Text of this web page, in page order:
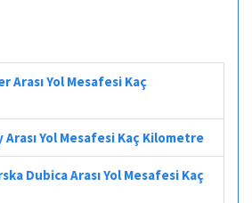
Arası Yol Mesafesi Kaç
Yol Mesafesi Kaç Kilometre
Dubica Arası Yol Mesafesi Kaç